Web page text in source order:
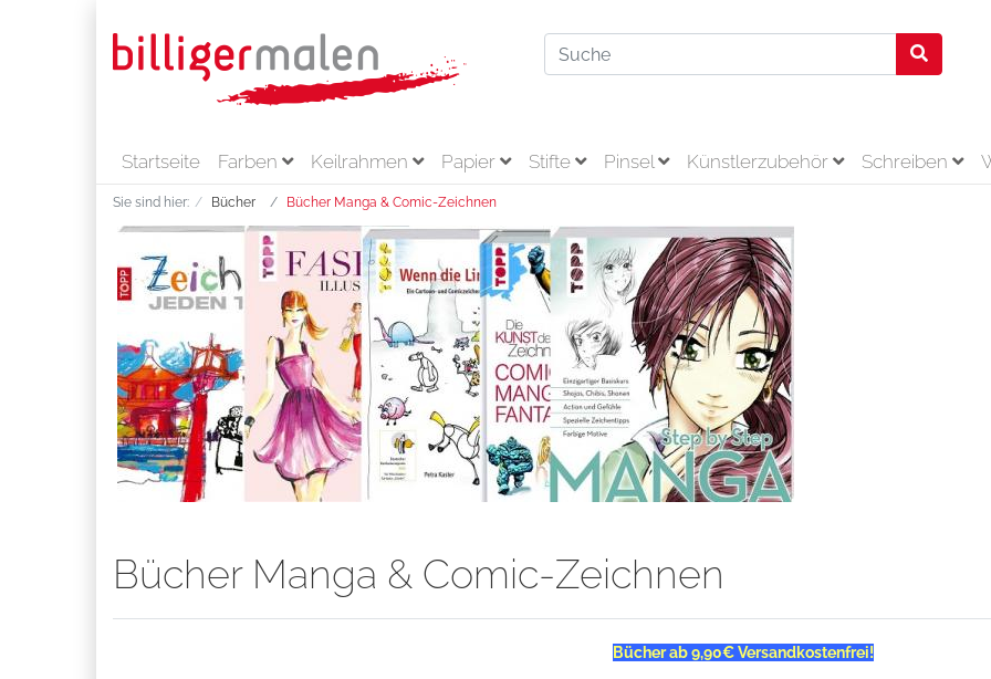
Startseite Farben Keilrahmen Papier Stifte Pinsel Künstlerzubehör Schreiben
Sie sind hier: Bücher Bücher Manga & Comic-Zeichnen
Bücher Manga & Comic-Zeichnen
Bücher ab 9,90€ Versandkostenfrei!